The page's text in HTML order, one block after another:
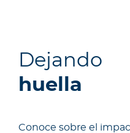
Dejando
huella
Conoce sobre el